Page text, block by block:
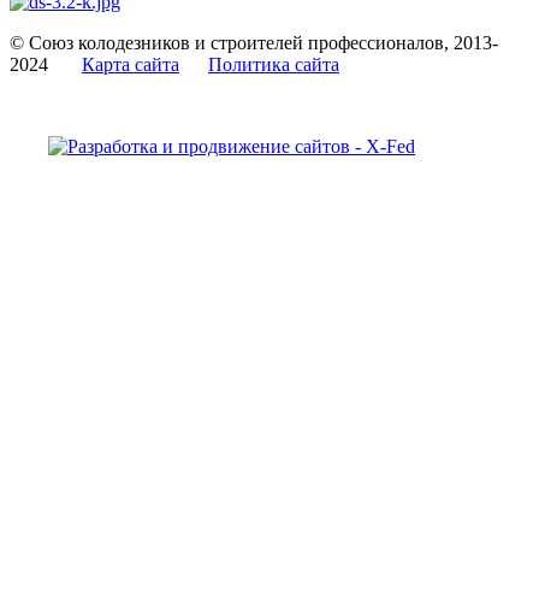
© Союз колодезников и строителей профессионалов, 2013-
2024 Карта сайта Политика сайта